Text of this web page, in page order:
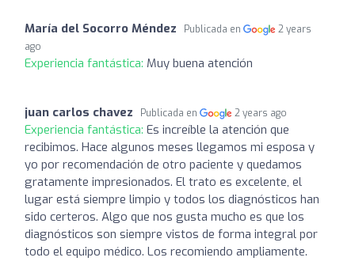
María del Socorro Méndez Publicada en
2 years
ago
Experiencia fantástica: Muy buena atención
juan carlos chavez Publicada en 2 years ago
Experiencia fantástica: Es increíble la atención que
recibimos. Hace algunos meses llegamos mi esposa y
yo por recomendación de otro paciente y quedamos
gratamente impresionados. El trato es excelente, el
lugar está siempre limpio y todos los diagnósticos han
sido certeros. Algo que nos gusta mucho es que los
diagnósticos son siempre vistos de forma integral por
todo el equipo médico. Los recomiendo ampliamente.